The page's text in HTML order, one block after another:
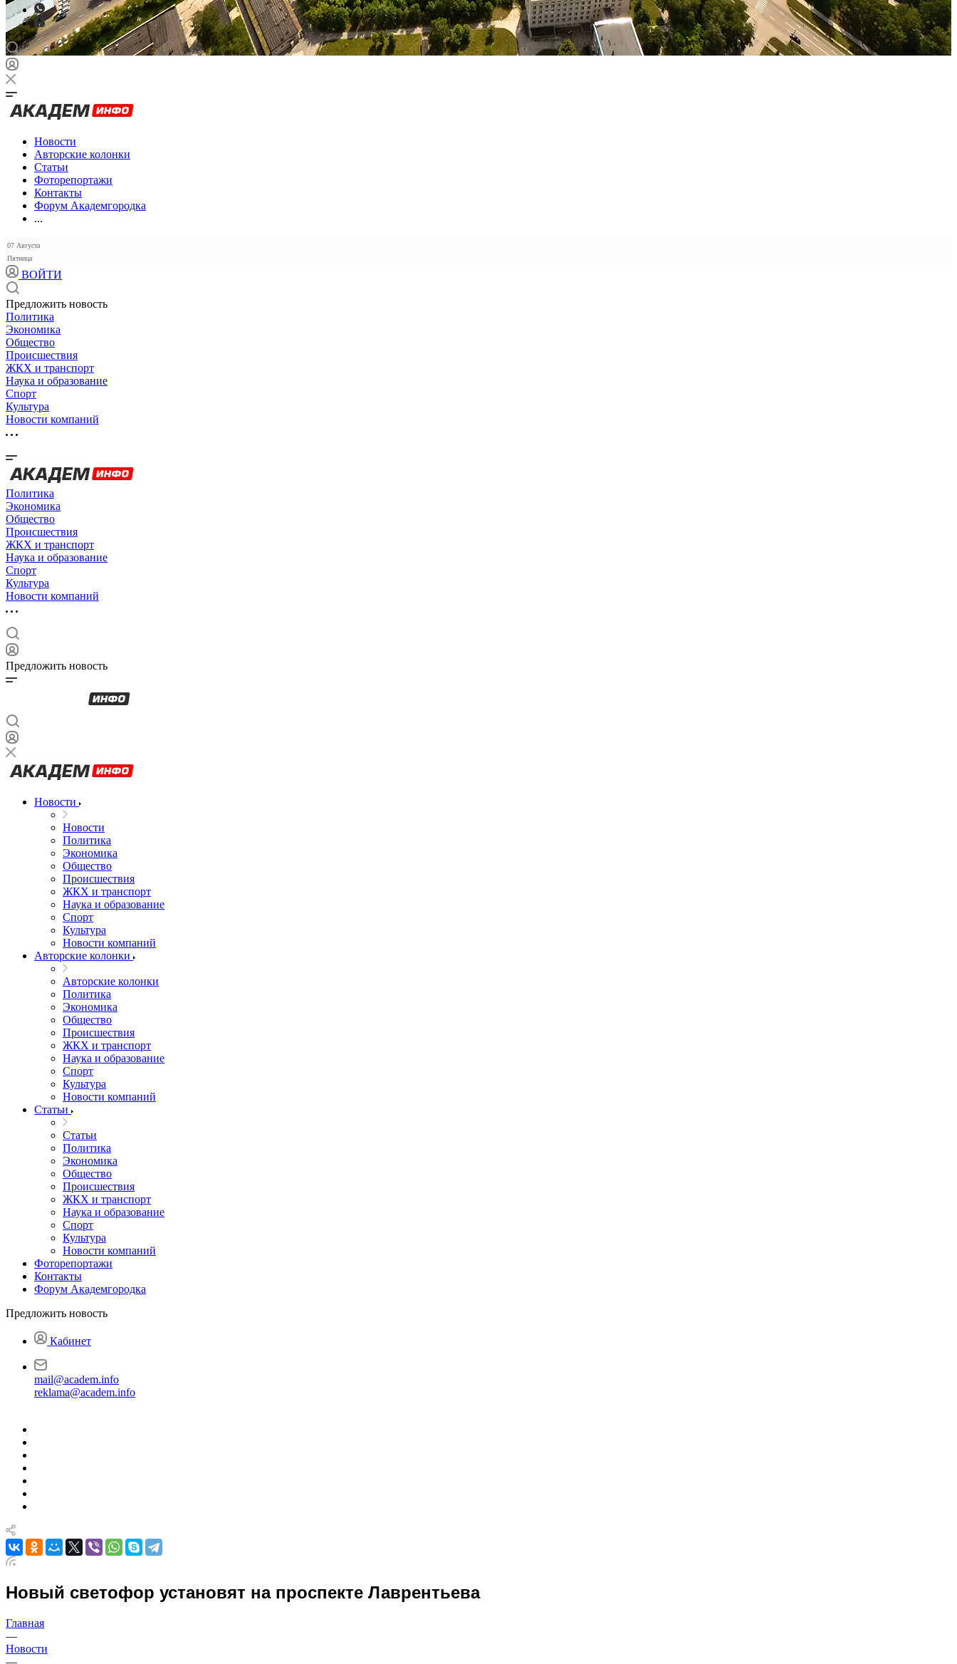
Новости
Авторские колонки
Статьи
Фоторепортажи
Контакты
Форум Академгородка
...
07 Августа
Пятница
ВОЙТИ
Предложить новость
Политика
Экономика
Общество
Происшествия
ЖКХ и транспорт
Наука и образование
Спорт
Культура
Новости компаний
Политика
Экономика
Общество
Происшествия
ЖКХ и транспорт
Наука и образование
Спорт
Культура
Новости компаний
Предложить новость
Новости
Новости
Политика
Экономика
Общество
Происшествия
ЖКХ и транспорт
Наука и образование
Спорт
Культура
Новости компаний
Авторские колонки
Авторские колонки
Политика
Экономика
Общество
Происшествия
ЖКХ и транспорт
Наука и образование
Спорт
Культура
Новости компаний
Статьи
Статьи
Политика
Экономика
Общество
Происшествия
ЖКХ и транспорт
Наука и образование
Спорт
Культура
Новости компаний
Фоторепортажи
Контакты
Форум Академгородка
Предложить новость
Кабинет
mail@academ.info
reklama@academ.info
Новый светофор установят на проспекте Лаврентьева
Главная
—
Новости
—